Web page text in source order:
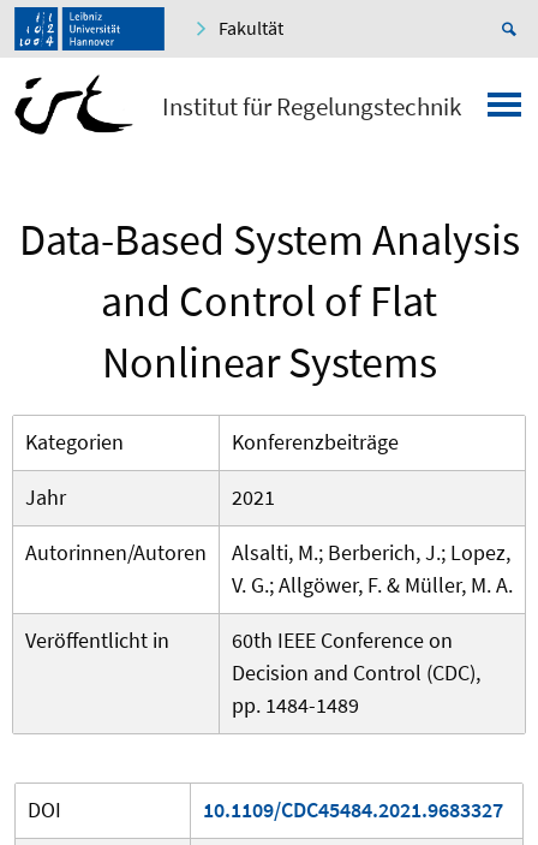
Fakultät
Institut für Regelungstechnik
Data-Based System Analysis
and Control of Flat
Nonlinear Systems
Kategorien
Konferenzbeiträge
Jahr
2021
Autorinnen/Autoren
Alsalti, M.; Berberich, J.; Lopez,
V. G.; Allgöwer, F. & Müller, M. A.
Veröffentlicht in
60th IEEE Conference on
Decision and Control (CDC),
pp. 1484-1489
DOI
10.1109/CDC45484.2021.9683327